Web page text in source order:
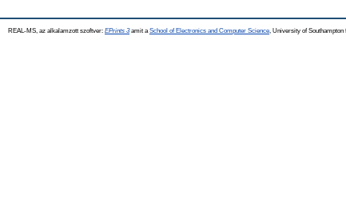
REAL-MS, az alkalamzott szoftver: EPrints 3amit a School of Electronics and Computer Science , University of Southampton